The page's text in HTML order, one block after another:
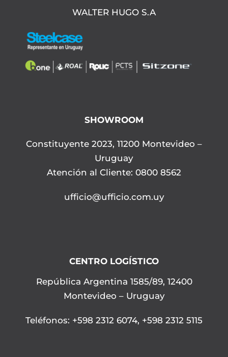
WALTER HUGO S.A
SHOWROOM
Constituyente 2023, 11200 Montevideo –
Uruguay
Atención al Cliente: 0800 8562
ufficio@ufficio.com.uy
CENTRO LOGÍSTICO
República Argentina 1585/89, 12400
Montevideo – Uruguay
Teléfonos: +598 2312 6074, +598 2312 5115